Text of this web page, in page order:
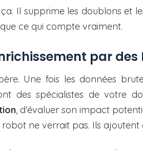
ça. Il supprime les doublons et
ce qui compte vraiment.
par des
Une fois les données
des spécialistes de votre
, d’évaluer son impact
robot ne verrait pas. Ils